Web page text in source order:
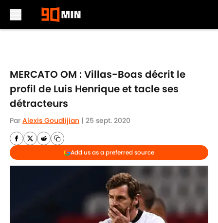
MERCATO OM : Villas-Boas décrit le
profil de Luis Henrique et tacle ses
détracteurs
Par Alexis Goudlijian | 25 sept. 2020
Add us as a preferred source